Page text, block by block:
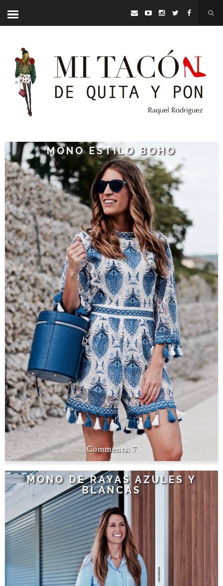
MONO ESTILO BOHO
7
MONO DE RAYAS AZULES Y
BLANCAS